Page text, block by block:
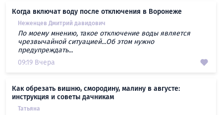
Когда включат воду после отключения в Воронеже
Неженцев Дмитрий давидович
По моему мнению, такое отключение воды является
чрезвычайной ситуацией...Об этом нужно
предупреждать...
09:19 Вчера
Как обрезать вишню, смородину, малину в августе:
инструкция и советы дачникам
Татьяна